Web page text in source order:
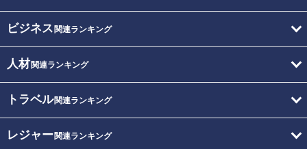
ビジネス 関連ランキング
人材関連ランキング
トラベル関連ランキング
レジャー関連ランキング